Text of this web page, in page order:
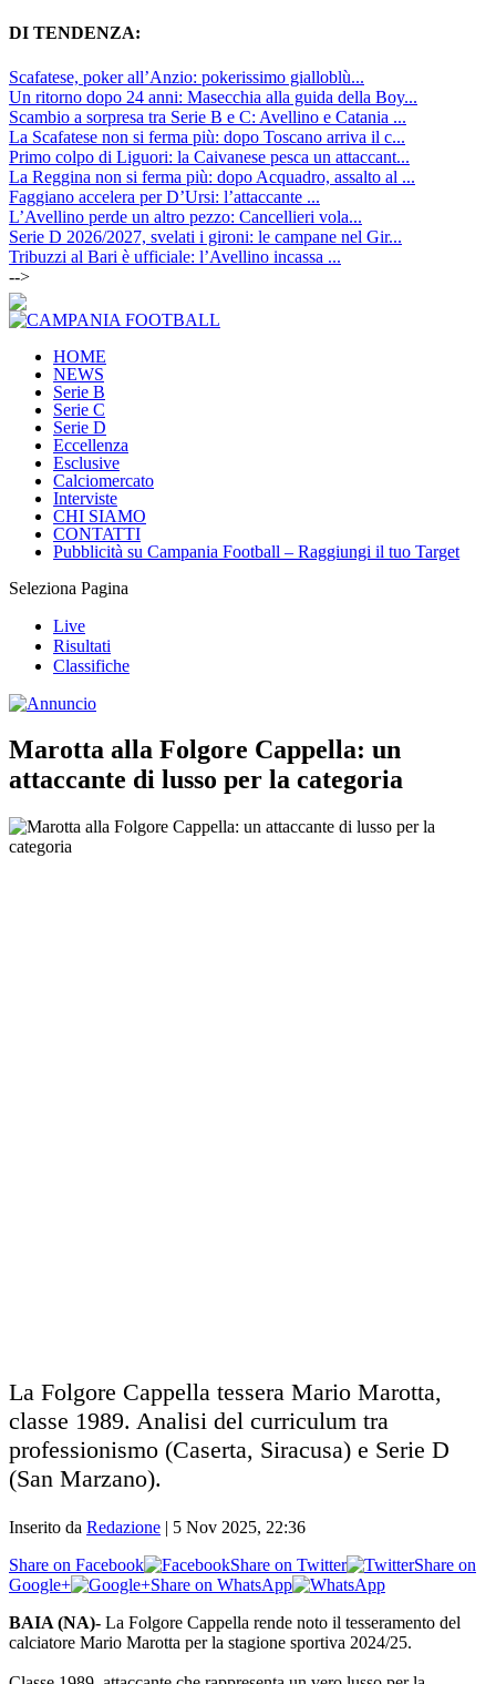
DI TENDENZA:
Scafatese, poker all’Anzio: pokerissimo gialloblù...
Un ritorno dopo 24 anni: Masecchia alla guida della Boy...
Scambio a sorpresa tra Serie B e C: Avellino e Catania ...
La Scafatese non si ferma più: dopo Toscano arriva il c...
Primo colpo di Liguori: la Caivanese pesca un attaccant...
La Reggina non si ferma più: dopo Acquadro, assalto al ...
Faggiano accelera per D’Ursi: l’attaccante ...
L’Avellino perde un altro pezzo: Cancellieri vola...
Serie D 2026/2027, svelati i gironi: le campane nel Gir...
Tribuzzi al Bari è ufficiale: l’Avellino incassa ...
-->
HOME
NEWS
Serie B
Serie C
Serie D
Eccellenza
Esclusive
Calciomercato
Interviste
CHI SIAMO
CONTATTI
Pubblicità su Campania Football – Raggiungi il tuo Target
Seleziona Pagina
Live
Risultati
Classifiche
Marotta alla Folgore Cappella: un
attaccante di lusso per la categoria
La Folgore Cappella tessera Mario Marotta,
classe 1989. Analisi del curriculum tra
professionismo (Caserta, Siracusa) e Serie D
(San Marzano).
Inserito da Redazione | 5 Nov 2025, 22:36
Share on Facebook
Share on Twitter
Share on
Google+
Share on WhatsApp
BAIA (NA)- La Folgore Cappella rende noto il tesseramento del
calciatore Mario Marotta per la stagione sportiva 2024/25.